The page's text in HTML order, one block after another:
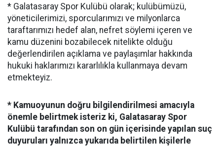
* Galatasaray Spor Kulübü olarak; kulübümüzü,
yöneticilerimizi, sporcularımızı ve milyonlarca
taraftarımızı hedef alan, nefret söylemi içeren ve
kamu düzenini bozabilecek nitelikte olduğu
değerlendirilen açıklama ve paylaşımlar hakkında
hukuki haklarımızı kararlılıkla kullanmaya devam
etmekteyiz.
* Kamuoyunun doğru bilgilendirilmesi amacıyla
önemle belirtmek isteriz ki, Galatasaray Spor
Kulübü tarafından son on gün içerisinde yapılan suç
duyuruları yalnızca yukarıda belirtilen kişilerle